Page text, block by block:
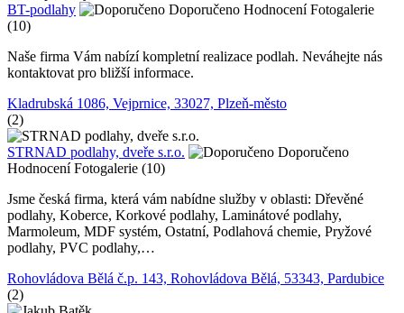
BT-podlahy Doporučeno Hodnocení Fotogalerie
(10)
Naše firma Vám nabízí kompletní realizace podlah. Neváhejte nás
kontaktovat pro bližší informace.
Kladrubská 1086, Vejprnice, 33027, Plzeň-město
(2)
STRNAD podlahy, dveře s.r.o.
Doporučeno
Hodnocení Fotogalerie (10)
Jsme česká firma, která vám nabídne služby v oblasti: Dřevěné
podlahy, Koberce, Korkové podlahy, Laminátové podlahy,
Marmoleum, MDF systém, Ostatní, Podlahová chemie, Pryžové
podlahy, PVC podlahy,…
Rohovládova Bělá č.p. 143, Rohovládova Bělá, 53343, Pardubice
(2)